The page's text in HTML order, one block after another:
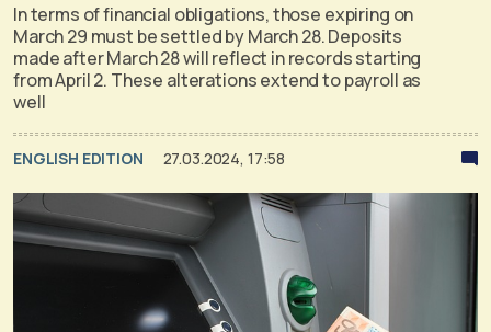
In terms of financial obligations, those expiring on
March 29 must be settled by March 28. Deposits
made after March 28 will reflect in records starting
from April 2. These alterations extend to payroll as
well
ENGLISH EDITION 27.03.2024, 17:58